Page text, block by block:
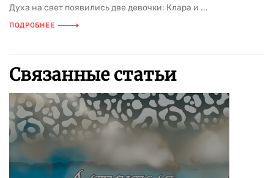
Духа на свет появились две девочки: Клара и ...
ПОДРОБНЕЕ
Связанные статьи